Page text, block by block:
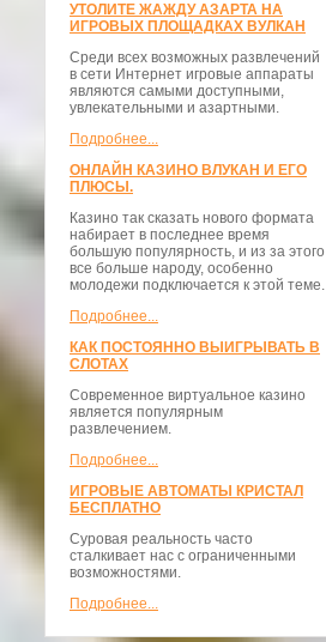
УТОЛИТЕ ЖАЖДУ АЗАРТА НА
ИГРОВЫХ ПЛОЩАДКАХ ВУЛКАН
Среди всех возможных развлечений
в сети Интернет игровые аппараты
являются самыми доступными,
увлекательными и азартными.
Подробнее...
ОНЛАЙН КАЗИНО ВЛУКАН И ЕГО
ПЛЮСЫ.
Казино так сказать нового формата
набирает в последнее время
большую популярность, и из за этого
все больше народу, особенно
молодежи подключается к этой теме.
Подробнее...
КАК ПОСТОЯННО ВЫИГРЫВАТЬ В
СЛОТАХ
Современное виртуальное казино
является популярным
развлечением.
Подробнее...
ИГРОВЫЕ АВТОМАТЫ КРИСТАЛ
БЕСПЛАТНО
Суровая реальность часто
сталкивает нас с ограниченными
возможностями.
Подробнее...